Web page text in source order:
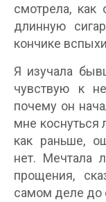
смотрела,
длинную
кончике
Я изучала
чувствую к
почему он
мне коснуться
как раньше,
нет. Мечтала
прощения,
самом деле до